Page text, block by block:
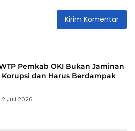
Pemkab OKI Bukan Jaminan
Korupsi dan Harus Berdampak
2 Juli 2026